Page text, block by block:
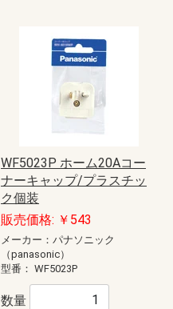
WF5023P ホーム20Aコー
ナーキャップ/プラスチッ
ク個装
販売価格: ￥543
メーカー：パナソニック
（panasonic）
型番： WF5023P
数量